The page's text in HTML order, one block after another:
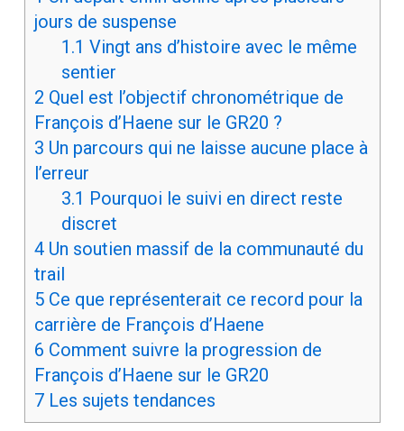
jours de suspense
1.1 Vingt ans d’histoire avec le même
sentier
2 Quel est l’objectif chronométrique de
François d’Haene sur le GR20 ?
3 Un parcours qui ne laisse aucune place à
l’erreur
3.1 Pourquoi le suivi en direct reste
discret
4Un soutien massif de la communauté du
trail
5Ce que représenterait ce record pour la
carrière de François d’Haene
6 Comment suivre la progression de
François d’Haene sur le GR20
7Les sujets tendances